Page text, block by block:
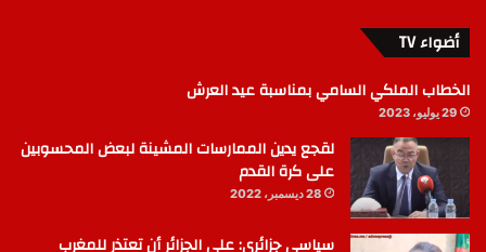
أضواء TV
الخطاب الملكي السامي بمناسبة عيد العرش
29 يوليو، 2023
لقجع يدين الممارسات المشينة لبعض المحسوبين
على كرة القدم
28 ديسمبر، 2022
سياسي جزائري: على الجزائر أن تعتذر للمغرب